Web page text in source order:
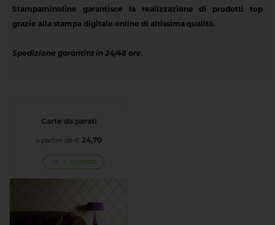
Stampaminoline garantisce la realizzazione di prodotti top
grazie alla stampa digitale online di altissima qualità.
Spedizione garantita in 24/48 ore.
Carte da parati
a partire da € 24,70
Vai al prodotto